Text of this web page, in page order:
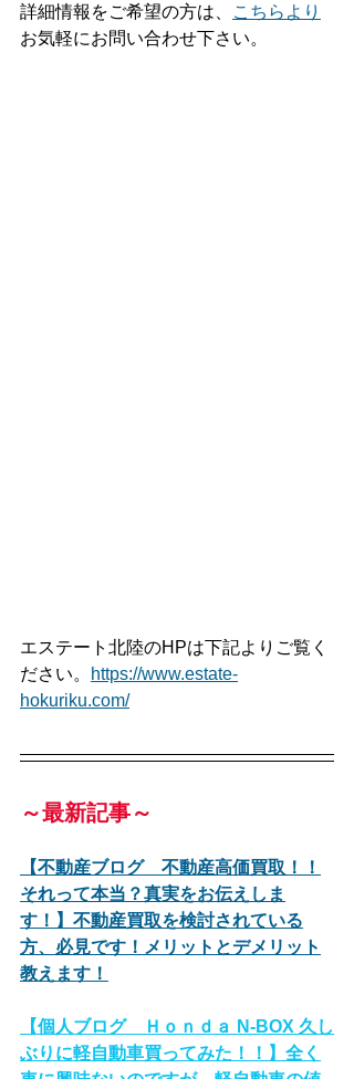
詳細情報をご希望の方は、
こちらより
お気軽にお問い合わせ下さい。
エステート北陸のHPは下記よりご覧く
ださい。
https://www.estate-
hokuriku.com/
～最新記事～
【不動産ブログ　不動産高価買取！！
それって本当？真実をお伝えしま
す！】不動産買取を検討されている
方、必見です！メリットとデメリット
教えます！
【個人ブログ　Ｈｏｎｄａ N-BOX 久し
ぶりに軽自動車買ってみた！！】全く